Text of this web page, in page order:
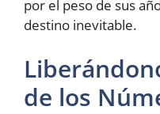
por el peso de sus
destino inevitable.
de los